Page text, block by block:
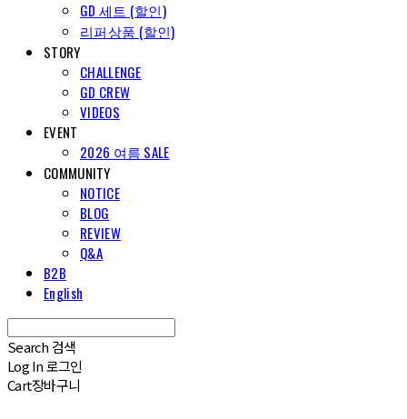
GD 세트 (할인)
리퍼상품 (할인)
STORY
CHALLENGE
GD CREW
VIDEOS
EVENT
2026 여름 SALE
COMMUNITY
NOTICE
BLOG
REVIEW
Q&A
B2B
English
Search 검색
Log In로그인
Cart장바구니